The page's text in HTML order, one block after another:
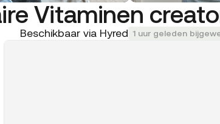
Vitaminen
Beschikbaar via Hyred 1 uur geleden